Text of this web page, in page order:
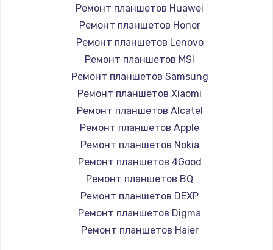
Ремонт планшетов Huawei
Ремонт планшетов Honor
Ремонт планшетов Lenovo
Ремонт планшетов MSI
Ремонт планшетов Samsung
Ремонт планшетов Xiaomi
Ремонт планшетов Alcatel
Ремонт планшетов Apple
Ремонт планшетов Nokia
Ремонт планшетов 4Good
Ремонт планшетов BQ
Ремонт планшетов DEXP
Ремонт планшетов Digma
Ремонт планшетов Haier